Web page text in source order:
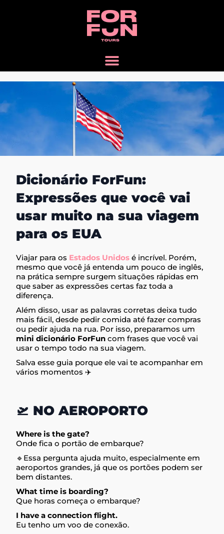
Dicionário ForFun:
Expressões que você vai
usar muito na sua viagem
para os EUA
Viajar para os Estados Unidos é incrível. Porém,
mesmo que você já entenda um pouco de inglês,
na prática sempre surgem situações rápidas em
que saber as expressões certas faz toda a
diferença.
Além disso, usar as palavras corretas deixa tudo
mais fácil, desde pedir comida até fazer compras
ou pedir ajuda na rua. Por isso, preparamos um
mini dicionário ForFun com frases que você vai
usar o tempo todo na sua viagem.
Salva esse guia porque ele vai te acompanhar em
vários momentos ✈️
🛫 NO AEROPORTO
Where is the gate?
Onde fica o portão de embarque?
🔹Essa pergunta ajuda muito, especialmente em
aeroportos grandes, já que os portões podem ser
bem distantes.
What time is boarding?
Que horas começa o embarque?
I have a connection flight.
Eu tenho um voo de conexão.